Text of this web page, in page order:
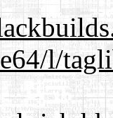
l/